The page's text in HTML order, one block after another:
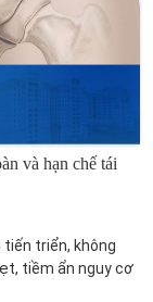
và hạn chế tái
triển, không
tiềm ẩn nguy cơ